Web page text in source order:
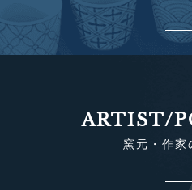
ARTIST/
窯元・作家